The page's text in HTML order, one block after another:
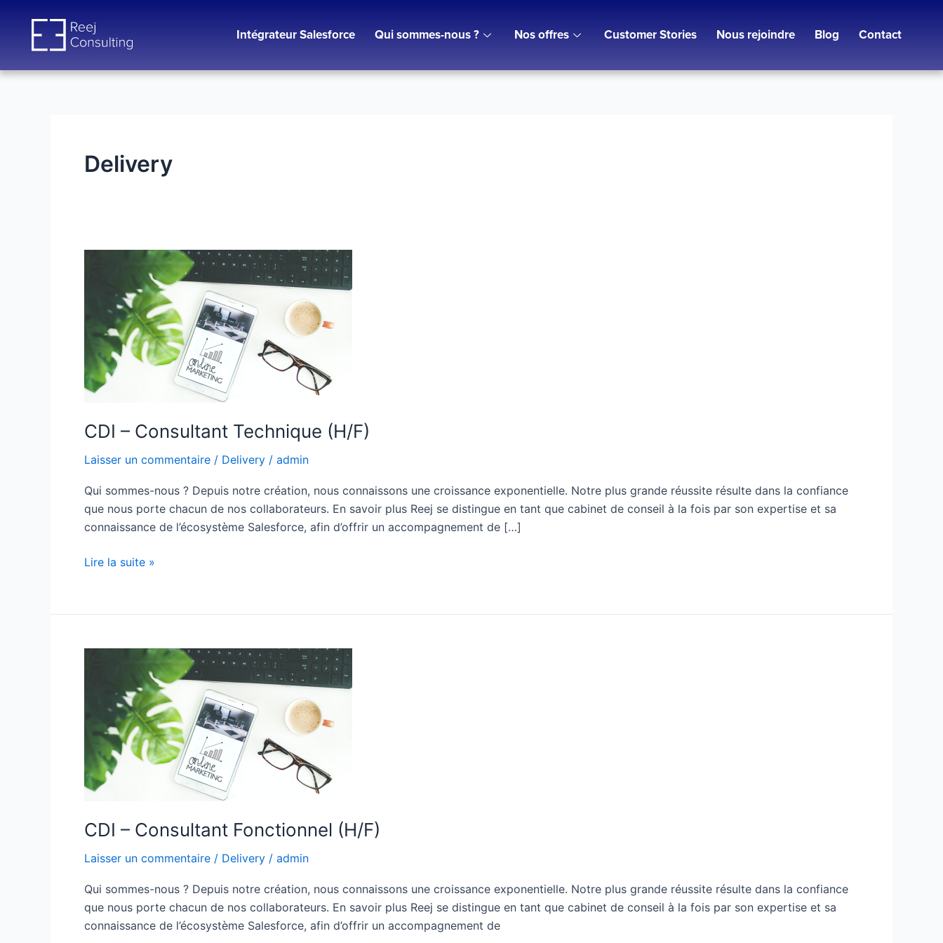
contenu
Intégrateur Salesforce Qui sommes-nous ? Nos offres Customer Stories Nous rejoindre Blog Contact
Delivery
CDI – Consultant Technique (H/F)
Laisser un commentaire / Delivery / admin
Qui sommes-nous ? Depuis notre création, nous connaissons une croissance exponentielle. Notre plus grande réussite résulte dans la confiance
que nous porte chacun de nos collaborateurs. En savoir plus Reej se distingue en tant que cabinet de conseil à la fois par son expertise et sa
connaissance de l’écosystème Salesforce, afin d’offrir un accompagnement de […]
Consultant
Technique
(H/F)
Lire la suite »
CDI – Consultant Fonctionnel (H/F)
Laisser un commentaire / Delivery / admin
Qui sommes-nous ? Depuis notre création, nous connaissons une croissance exponentielle. Notre plus grande réussite résulte dans la confiance
que nous porte chacun de nos collaborateurs. En savoir plus Reej se distingue en tant que cabinet de conseil à la fois par son expertise et sa
connaissance de l’écosystème Salesforce, afin d’offrir un accompagnement de
Consultant
Fonctionnel
(H/F)